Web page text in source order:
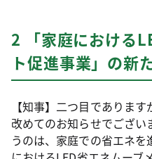
2 「家庭における
ト促進事業」の新
【知事】二つ目でありま
改めてのお知らせでござい
うのは、家庭での省エネ